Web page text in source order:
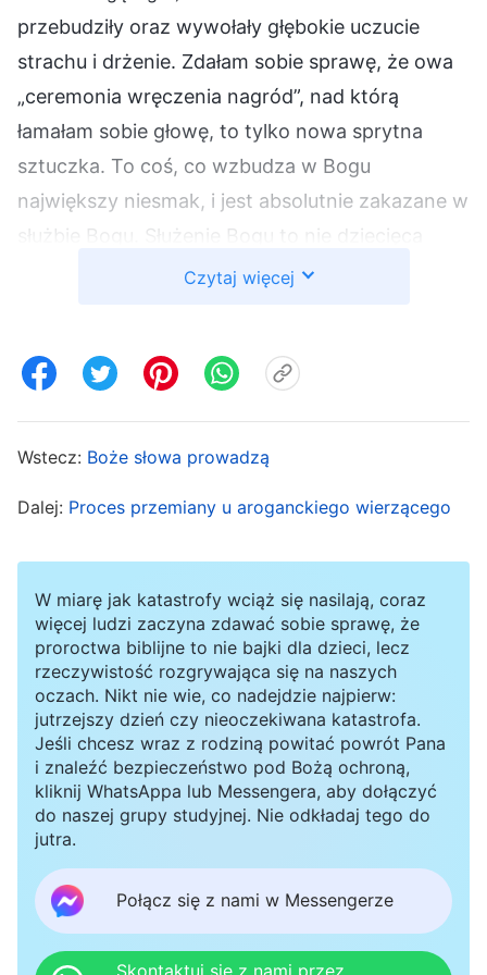
przebudziły oraz wywołały głębokie uczucie
strachu i drżenie. Zdałam sobie sprawę, że owa
„ceremonia wręczenia nagród”, nad którą
łamałam sobie głowę, to tylko nowa sprytna
sztuczka. To coś, co wzbudza w Bogu
największy niesmak, i jest absolutnie zakazane w
służbie Bogu. Służenie Bogu to nie dziecięca
zabawa. Przed Bogiem człowiek musi
działać zgodnie z regułami służenia Bogu. Gdy
Bożą. Teraz Bóg wywyższył mnie, abym
efektów, a moi bracia i siostry byli nastawieni
negatywnie i słabi, powinnam była stanąć przed
Bogiem, by poznać Jego wolę, by znaleźć sedno
problemu, a następnie go rozwiązać przy
pomocy prawdy znalezionej w słowach Boga
odpowiednich do sytuacji moich braci i sióstr.
Wszelka praca, jaką mam wykonać, musi opierać
obliczu trudności, w ogóle nie poszukiwałam
prawdy. Nie szukałam zasad dla moich działań.
Nie tylko nie wykonałam właściwej pracy, ale
Czytaj więcej
Wstecz: Boże słowa prowadzą
Dalej: Proces przemiany u aroganckiego wierzącego
W miarę jak katastrofy wciąż się nasilają, coraz
więcej ludzi zaczyna zdawać sobie sprawę, że
proroctwa biblijne to nie bajki dla dzieci, lecz
rzeczywistość rozgrywająca się na naszych
oczach. Nikt nie wie, co nadejdzie najpierw:
jutrzejszy dzień czy nieoczekiwana katastrofa.
Jeśli chcesz wraz z rodziną powitać powrót Pana
i znaleźć bezpieczeństwo pod Bożą ochroną,
kliknij WhatsAppa lub Messengera, aby dołączyć
do naszej grupy studyjnej. Nie odkładaj tego do
jutra.
Połącz się z nami w Messengerze
Skontaktuj się z nami przez